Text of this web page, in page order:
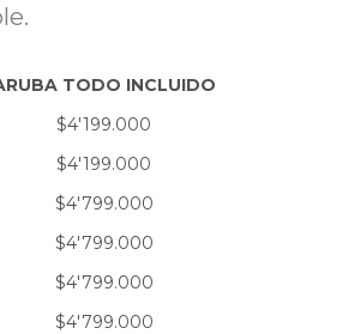
TODO INCLUIDO
$4'199.000
$4'199.000
$4'799.000
$4'799.000
$4'799.000
$4'799.000